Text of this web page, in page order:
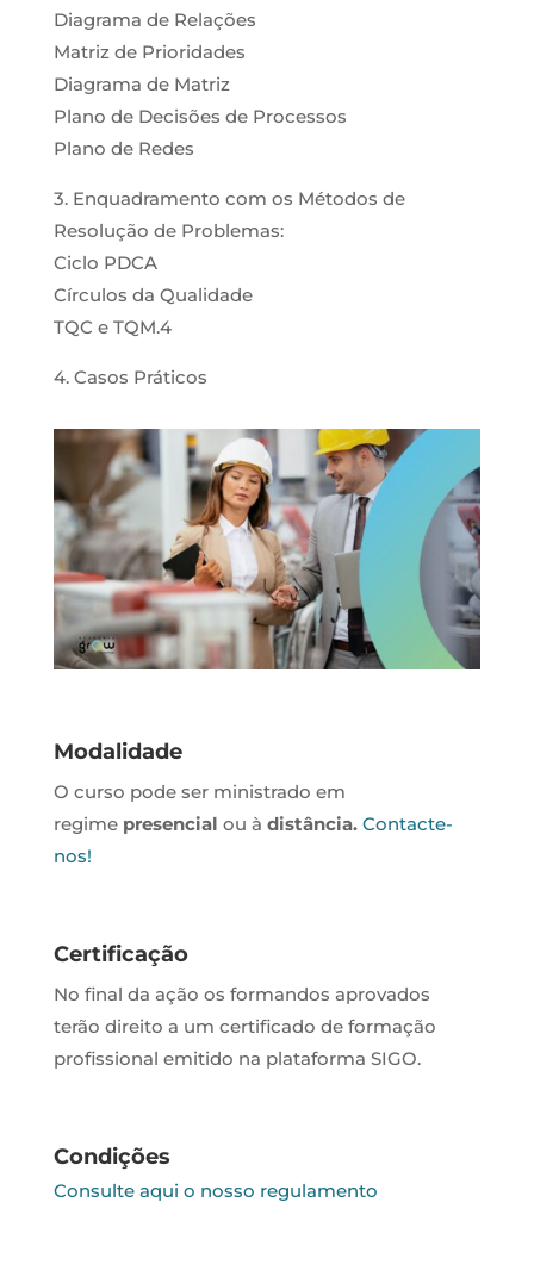
Diagrama de Relações
Matriz de Prioridades
Diagrama de Matriz
Plano de Decisões de Processos
Plano de Redes
3. Enquadramento com os Métodos de
Resolução de Problemas:
Ciclo PDCA
Círculos da Qualidade
TQC e TQM.4
4. Casos Práticos
Modalidade
O curso pode ser ministrado em
regime presencial ou à distância. Contacte-
nos!
Certificação
No final da ação os formandos aprovados
terão direito a um certificado de formação
profissional emitido na plataforma SIGO.
Condições
Consulte aqui o nosso regulamento